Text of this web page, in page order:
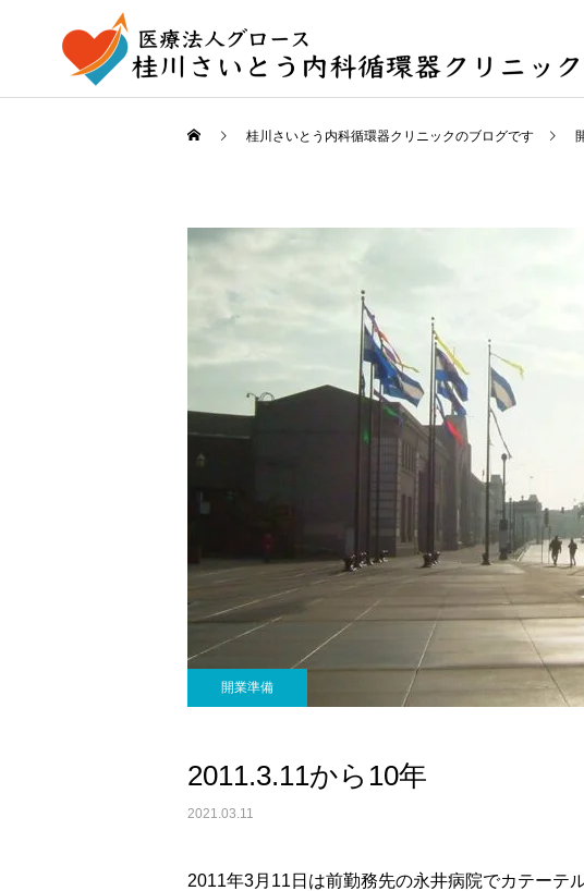
桂川さいとう内科循環器クリニックのブログです
開業準備
2011.3.11から10年
2021.03.11
2011年3月11日は前勤務先の永井病院でカテーテ